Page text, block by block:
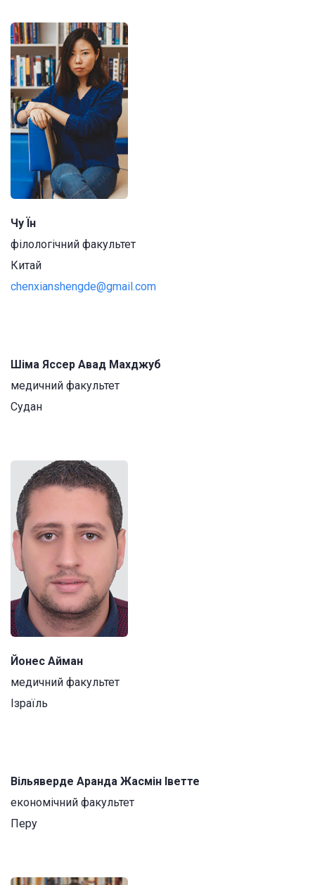
Чу Їн
філологічний факультет
Китай
chenxianshengde@gmail.com
Шіма Яссер Авад Махджуб
медичний факультет
Судан
Йонес Айман
медичний факультет
Ізраїль
Вільяверде Аранда Жасмін Іветте
економічний факультет
Перу